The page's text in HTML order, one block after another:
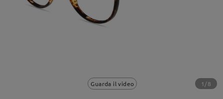
Guarda il video 1/8